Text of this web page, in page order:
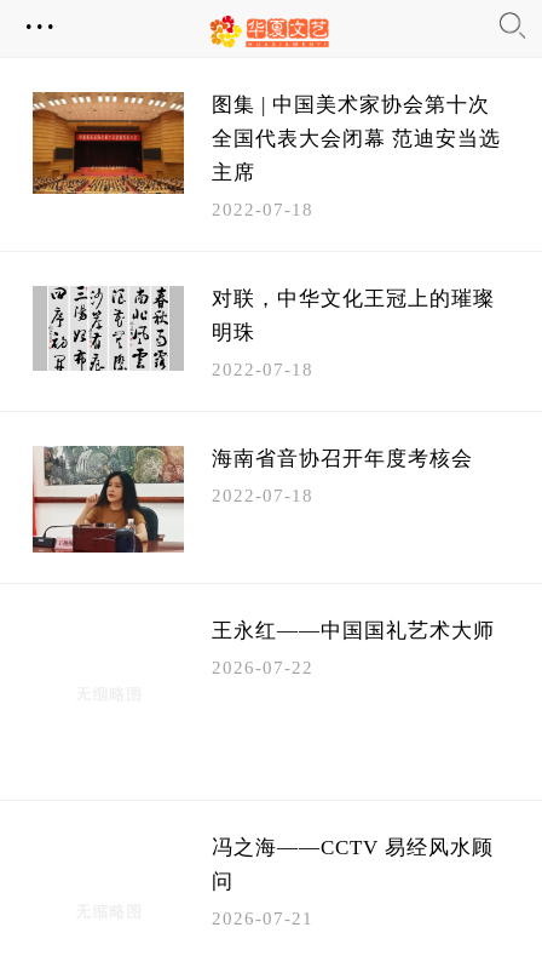
...
图集 | 中国美术家协会第十次
全国代表大会闭幕 范迪安当选
主席
2022-07-18
对联，中华文化王冠上的璀璨
明珠
2022-07-18
海南省音协召开年度考核会
2022-07-18
​王永红——中国国礼艺术大师
2026-07-22
​冯之海——CCTV 易经风水顾
问
2026-07-21